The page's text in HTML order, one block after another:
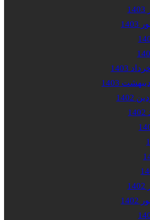
1403
1403